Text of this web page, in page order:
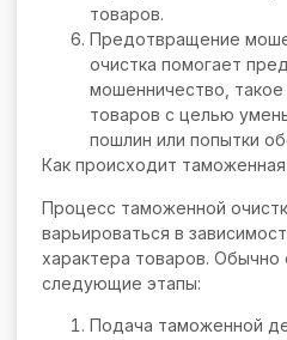
товаров.
Предотвращение
очистка помогает
мошенничество, такое
товаров с целью
пошлин или попытки
Как происходит таможенная
Процесс таможенной
варьироваться в
характера товаров. Обычно
следующие этапы:
Подача таможенной